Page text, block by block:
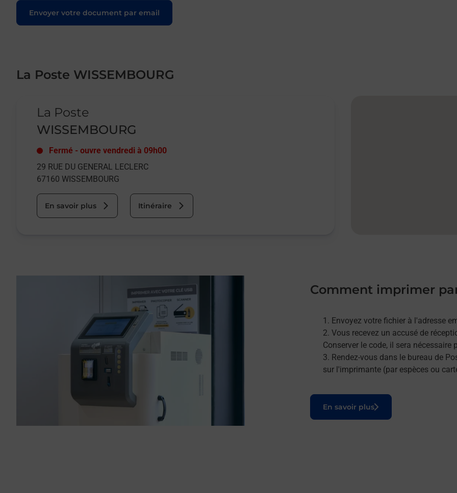
Envoyer votre document par email
Le lien s'ouvre dans un nouvel onglet
La Poste WISSEMBOURG
La Poste
WISSEMBOURG
Fermé - ouvre vendredi à 09h00
29 RUE DU GENERAL LECLERC
67160 WISSEMBOURG
En savoir plus Itinéraire
Comment imprimer
Envoyez votre fichier à l'adresse
Vous recevez un accusé de
Conserver le code, il sera
Rendez-vous dans le bureau de
sur l'imprimante (par espèces ou
En savoir plus
Le lien s'ouvre dans un nouvel onglet